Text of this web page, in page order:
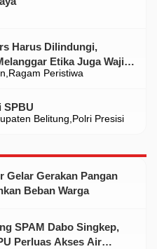
Ragam Peristiwa
Harus Dilindungi,
Etika Juga Wajib
Belitung Polri Presisi
SPBU
Gelar Gerakan Pangan
Beban Warga
SPAM Dabo Singkep,
Perluas Akses Air